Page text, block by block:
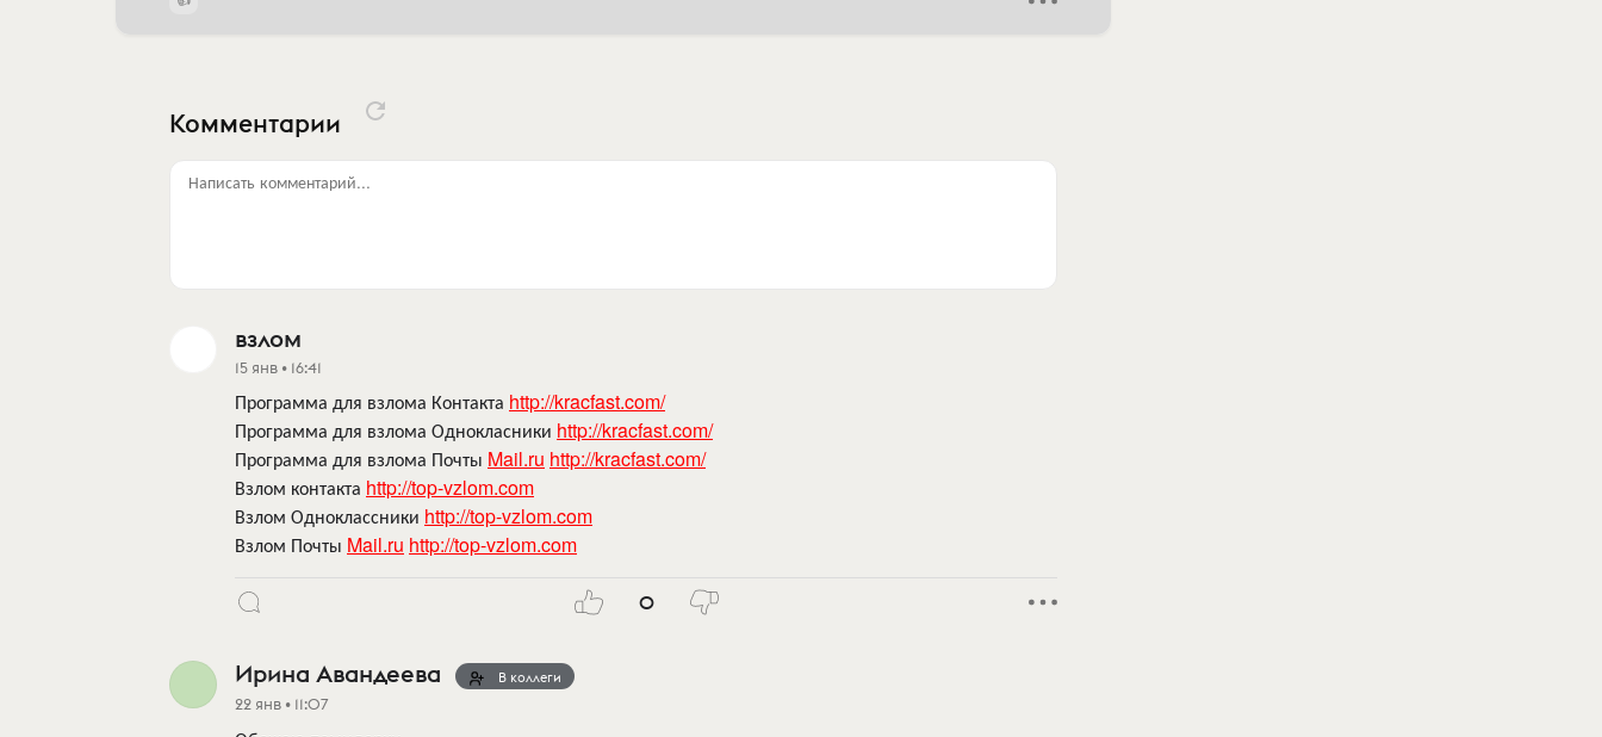
Комментарии
Написать комментарий...
взлом
15 янв • 16:41
Программа для взлома Контакта http://kracfast.com/
Программа для взлома Однокласники http://kracfast.com/
Программа для взлома Почты Mail.ru http://kracfast.com/
Взлом контакта http://top-vzlom.com
Взлом Одноклассники http://top-vzlom.com
Взлом Почты Mail.ru http://top-vzlom.com
0
Ирина Авандеева В коллеги
22 янв • 11:07